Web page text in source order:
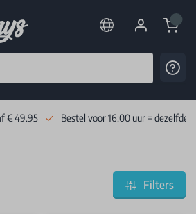
Cart
€ 49.95 Bestel voor 16:00 uur = dezelfde
Filters